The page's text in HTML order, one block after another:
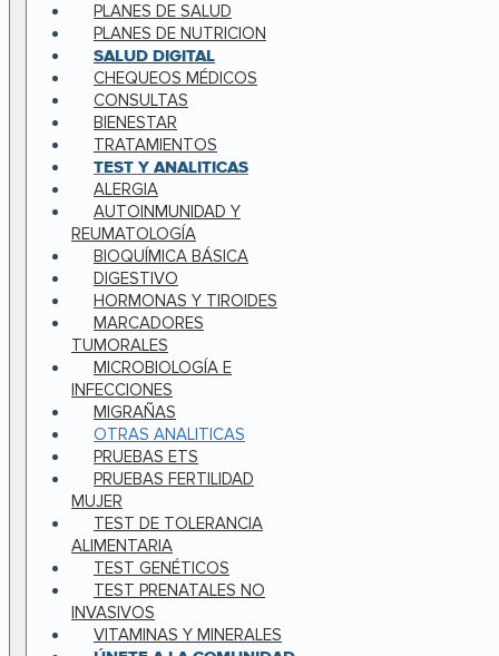
PLANES DE SALUD
PLANES DE NUTRICION
SALUD DIGITAL
CHEQUEOS MÉDICOS
CONSULTAS
BIENESTAR
TRATAMIENTOS
TEST Y ANALITICAS
ALERGIA
AUTOINMUNIDAD Y
REUMATOLOGÍA
BIOQUÍMICA BÁSICA
DIGESTIVO
HORMONAS Y TIROIDES
MARCADORES
TUMORALES
MICROBIOLOGÍA E
INFECCIONES
MIGRAÑAS
OTRAS ANALITICAS
PRUEBAS ETS
PRUEBAS FERTILIDAD
MUJER
TEST DE TOLERANCIA
ALIMENTARIA
TEST GENÉTICOS
TEST PRENATALES NO
INVASIVOS
VITAMINAS Y MINERALES